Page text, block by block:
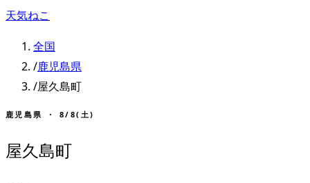
天気ねこ
全国
/鹿児島県
/屋久島町
鹿児島県 ・ 8/8(土)
屋久島町